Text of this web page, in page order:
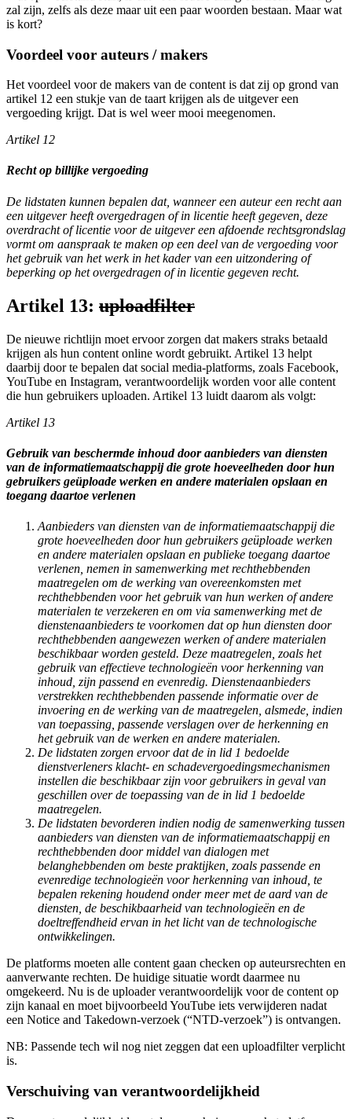
zal zijn, zelfs als deze maar uit een paar woorden bestaan. Maar wat
is kort?
Voordeel voor auteurs / makers
Het voordeel voor de makers van de content is dat zij op grond van
artikel 12 een stukje van de taart krijgen als de uitgever een
vergoeding krijgt. Dat is wel weer mooi meegenomen.
Artikel 12
Recht op billijke vergoeding
De lidstaten kunnen bepalen dat, wanneer een auteur een recht aan
een uitgever heeft overgedragen of in licentie heeft gegeven, deze
overdracht of licentie voor de uitgever een afdoende rechtsgrondslag
vormt om aanspraak te maken op een deel van de vergoeding voor
het gebruik van het werk in het kader van een uitzondering of
beperking op het overgedragen of in licentie gegeven recht.
Artikel 13: uploadfilter
De nieuwe richtlijn moet ervoor zorgen dat makers straks betaald
krijgen als hun content online wordt gebruikt. Artikel 13 helpt
daarbij door te bepalen dat social media-platforms, zoals Facebook,
YouTube en Instagram, verantwoordelijk worden voor alle content
die hun gebruikers uploaden. Artikel 13 luidt daarom als volgt:
Artikel 13
Gebruik van beschermde inhoud door aanbieders van diensten
van de informatiemaatschappij die grote hoeveelheden door hun
gebruikers geüploade werken en andere materialen opslaan en
toegang daartoe verlenen
Aanbieders van diensten van de informatiemaatschappij die
grote hoeveelheden door hun gebruikers geüploade werken
en andere materialen opslaan en publieke toegang daartoe
verlenen, nemen in samenwerking met rechthebbenden
maatregelen om de werking van overeenkomsten met
rechthebbenden voor het gebruik van hun werken of andere
materialen te verzekeren en om via samenwerking met de
dienstenaanbieders te voorkomen dat op hun diensten door
rechthebbenden aangewezen werken of andere materialen
beschikbaar worden gesteld. Deze maatregelen, zoals het
gebruik van effectieve technologieën voor herkenning van
inhoud, zijn passend en evenredig. Dienstenaanbieders
verstrekken rechthebbenden passende informatie over de
invoering en de werking van de maatregelen, alsmede, indien
van toepassing, passende verslagen over de herkenning en
het gebruik van de werken en andere materialen.
De lidstaten zorgen ervoor dat de in lid 1 bedoelde
dienstverleners klacht- en schadevergoedingsmechanismen
instellen die beschikbaar zijn voor gebruikers in geval van
geschillen over de toepassing van de in lid 1 bedoelde
maatregelen.
De lidstaten bevorderen indien nodig de samenwerking tussen
aanbieders van diensten van de informatiemaatschappij en
rechthebbenden door middel van dialogen met
belanghebbenden om beste praktijken, zoals passende en
evenredige technologieën voor herkenning van inhoud, te
bepalen rekening houdend onder meer met de aard van de
diensten, de beschikbaarheid van technologieën en de
doeltreffendheid ervan in het licht van de technologische
ontwikkelingen.
De platforms moeten alle content gaan checken op auteursrechten en
aanverwante rechten. De huidige situatie wordt daarmee nu
omgekeerd. Nu is de uploader verantwoordelijk voor de content op
zijn kanaal en moet bijvoorbeeld YouTube iets verwijderen nadat
een Notice and Takedown-verzoek (“NTD-verzoek”) is ontvangen.
NB: Passende tech wil nog niet zeggen dat een uploadfilter verplicht
is.
Verschuiving van verantwoordelijkheid